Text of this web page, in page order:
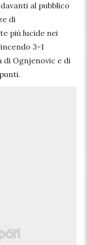
al pubblico
di
più lucide nei
3-1
di Ognjenovic e di